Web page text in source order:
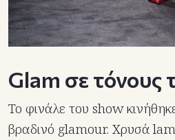
Glam σε τόνους
Το φινάλε του show
βραδινό glamour. Χρυσά